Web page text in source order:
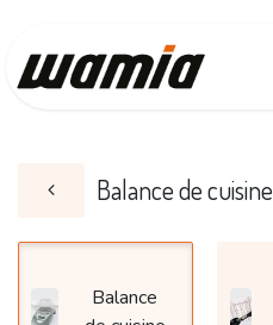
Balance de cuisine
Balance